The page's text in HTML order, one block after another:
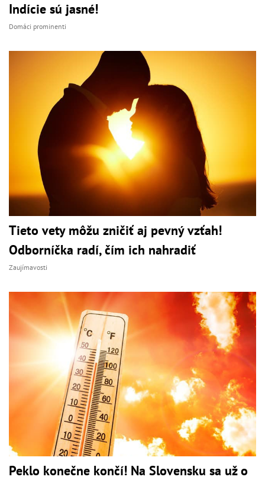
Indície sú jasné!
Domáci prominenti
Tieto vety môžu zničiť aj pevný vzťah!
Odborníčka radí, čím ich nahradiť
Zaujímavosti
Peklo konečne končí! Na Slovensku sa už o